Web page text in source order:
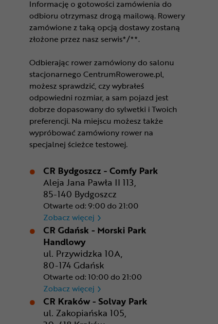
Informację o gotowości zamówienia do
odbioru otrzymasz drogą mailową. Rowery
zamówione z taką opcją dostawy zostaną
złożone przez nasz serwis*/**.
Odbierając rower zamówiony do salonu
stacjonarnego CentrumRowerowe.pl,
możesz sprawdzić, czy wybrałeś
odpowiedni rozmiar, a sam pojazd jest
dobrze dopasowany do sylwetki i Twoich
preferencji. Na miejscu możesz także
wypróbować zamówiony rower na
specjalnej ścieżce testowej.
CR Bydgoszcz - Comfy Park
Aleja Jana Pawła II 113,
85-140 Bydgoszcz
Otwarte od: 9:00 do 21:00
Zobacz więcej CR Bydgoszcz - Comfy Park
CR Gdańsk - Morski Park
Handlowy
ul. Przywidzka 10A,
80-174 Gdańsk
Otwarte od: 10:00 do 21:00
Zobacz więcej CR Gdańsk - Morski Park
CR Kraków - Solvay Park
ul. Zakopiańska 105,